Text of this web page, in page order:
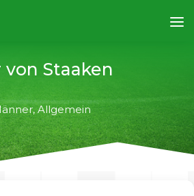
von Staaken
,Allgemein